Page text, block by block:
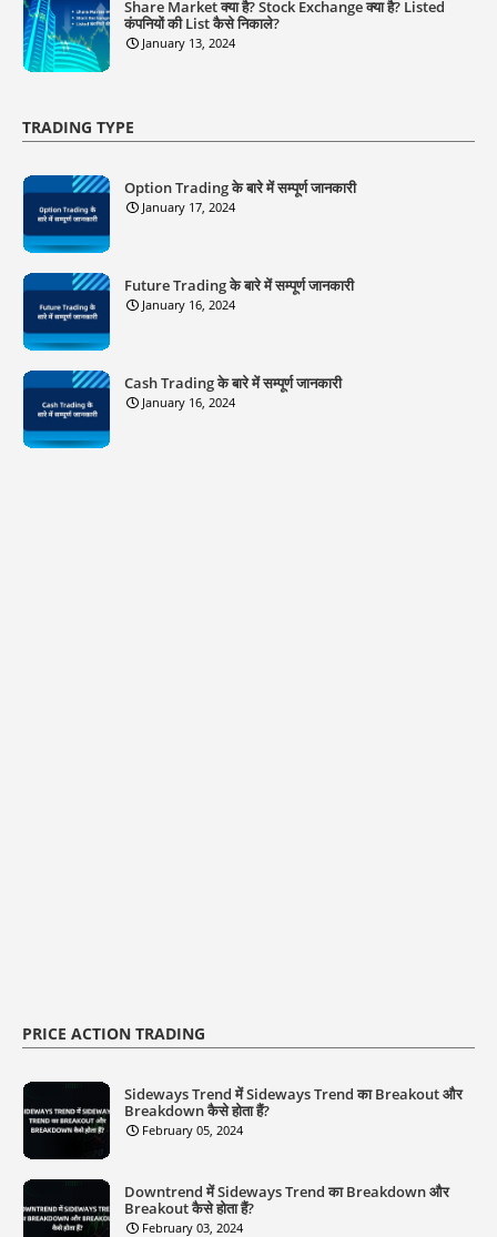
Share Market क्या है? Stock Exchange क्या है? Listed
कंपनियों की List कैसे निकाले?
January 13, 2024
TRADING TYPE
Option Trading के बारे में सम्पूर्ण जानकारी
January 17, 2024
Future Trading के बारे में सम्पूर्ण जानकारी
January 16, 2024
Cash Trading के बारे में सम्पूर्ण जानकारी
January 16, 2024
PRICE ACTION TRADING
Sideways Trend में Sideways Trend का Breakout और
Breakdown कैसे होता हैं?
February 05, 2024
Downtrend में Sideways Trend का Breakdown और
Breakout कैसे होता हैं?
February 03, 2024